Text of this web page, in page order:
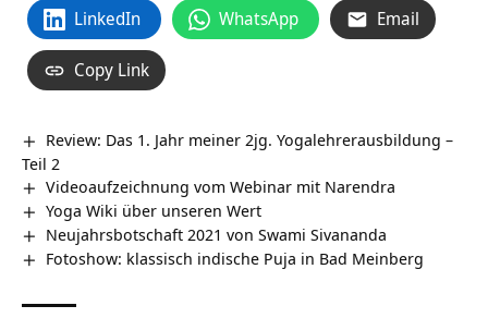
LinkedIn WhatsApp Email
Copy Link
Review: Das 1. Jahr meiner 2jg. Yogalehrerausbildung –
Teil 2
Videoaufzeichnung vom Webinar mit Narendra
Yoga Wiki über unseren Wert
Neujahrsbotschaft 2021 von Swami Sivananda
Fotoshow: klassisch indische Puja in Bad Meinberg